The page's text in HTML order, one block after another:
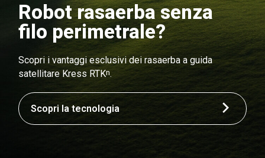
Robot rasaerba senza
filo perimetrale?
Scopri i vantaggi esclusivi dei rasaerba a guida
satellitare Kress RTKn.
Scopri la tecnologia